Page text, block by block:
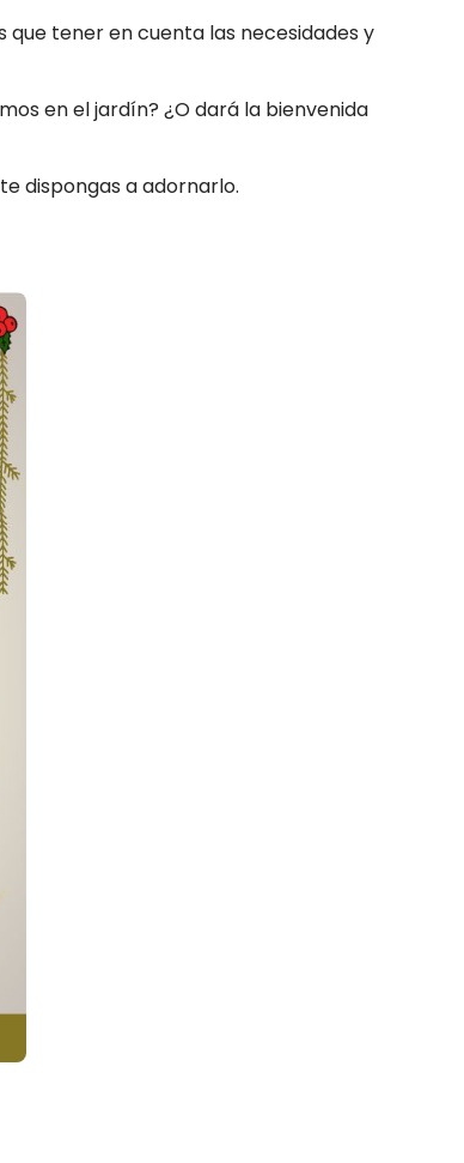
tener en cuenta las necesidades y
en el jardín? ¿O dará la bienvenida
dispongas a adornarlo.